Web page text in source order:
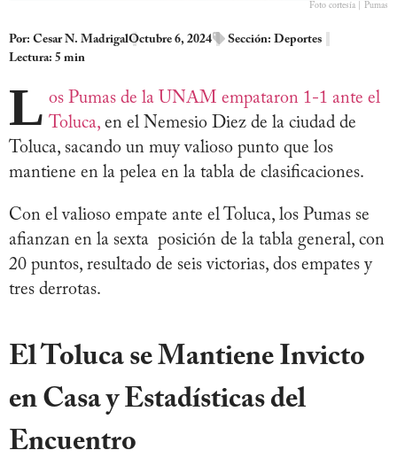
Foto cortesía | Pumas
Por: Cesar N. MadrigalOctubre 6, 2024 Sección: Deportes
Lectura: 5 min
L os Pumas de la UNAM empataron 1-1 ante el
Toluca, en el Nemesio Diez de la ciudad de
Toluca, sacando un muy valioso punto que los
mantiene en la pelea en la tabla de clasificaciones.
Con el valioso empate ante el Toluca, los Pumas se
afianzan en la sexta posición de la tabla general, con
20 puntos, resultado de seis victorias, dos empates y
tres derrotas.
El Toluca se Mantiene Invicto
en Casa y Estadísticas del
Encuentro